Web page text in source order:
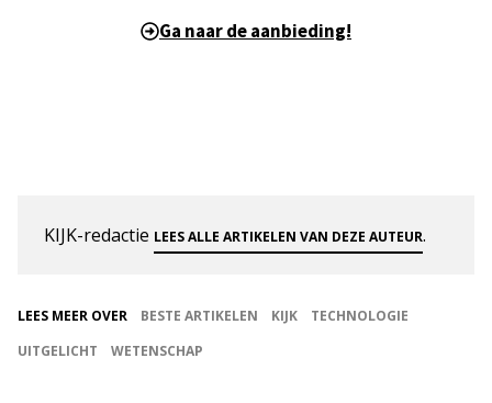
Ga naar de aanbieding!
KIJK-redactie LEES ALLE ARTIKELEN VAN DEZE AUTEUR.
LEES MEER OVER BESTE ARTIKELEN KIJK
TECHNOLOGIE
UITGELICHT
WETENSCHAP